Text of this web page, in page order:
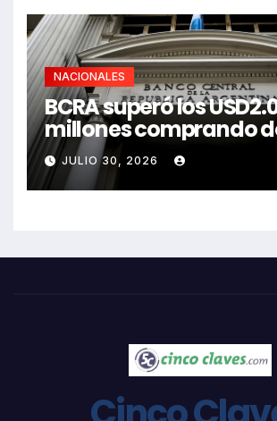
NACIONALES
BCRA superó los
millones comprando
JULIO 30, 2026